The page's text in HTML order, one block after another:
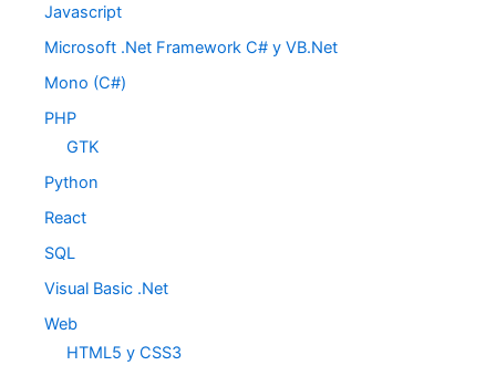
Javascript
Microsoft .Net Framework C# y VB.Net
Mono (C#)
PHP
GTK
Python
React
SQL
Visual Basic .Net
Web
HTML5 y CSS3